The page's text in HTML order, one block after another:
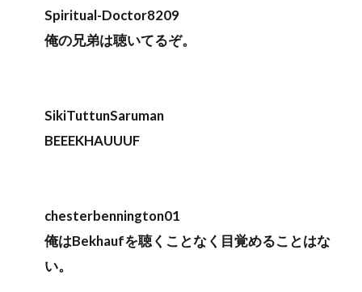
Spiritual-Doctor8209
俺の兄弟は聴いてるぞ。
SikiTuttunSaruman
BEEEKHAUUUF
chesterbennington01
俺はBekhaufを聴くことなく目覚めることはな
い。